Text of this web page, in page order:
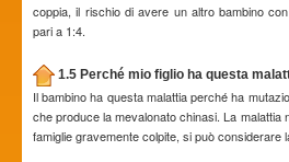
coppia, il rischio di avere un altro bambino
pari a 1:4.
1.5 Perché mio figlio ha questa
Il bambino ha questa malattia perché ha
che produce la mevalonato chinasi. La malattia
famiglie gravemente colpite, si può considerare